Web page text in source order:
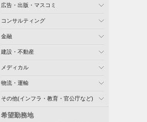
広告・出版・マスコミ
コンサルティング
金融
建設・不動産
メディカル
物流・運輸
その他(インフラ・教育・官公庁など)
希望勤務地